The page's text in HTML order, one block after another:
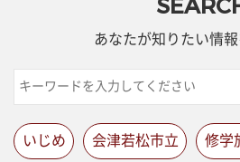
あなたが知りたい情
いじめ 会津若松市立 修学